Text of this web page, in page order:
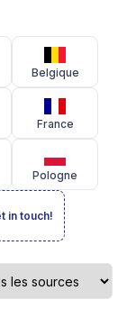
Belgique
France
Pologne
in touch!